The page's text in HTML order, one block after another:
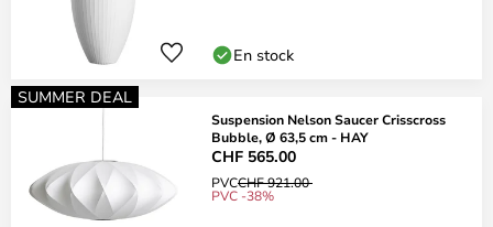
En stock
SUMMER DEAL
Suspension Nelson Saucer Crisscross
Bubble, Ø 63,5 cm - HAY
CHF 565.00
PVCCHF 921.00
PVC -38%